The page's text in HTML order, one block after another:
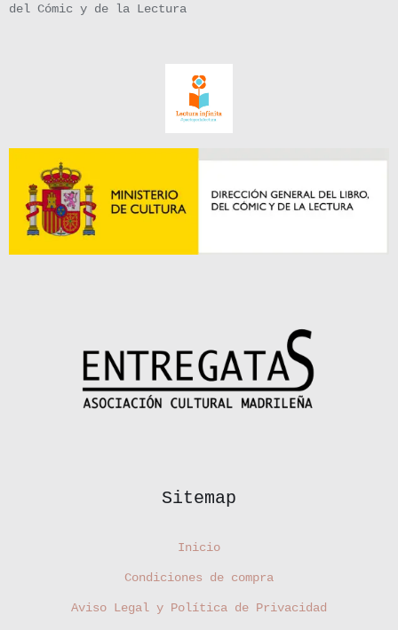
del Cómic y de la Lectura
Sitemap
Inicio
Condiciones de compra
Aviso Legal y Política de Privacidad